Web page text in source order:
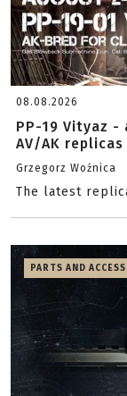
08.08.2026
PP-19 Vityaz
AV/AK
Grzegorz Woźnica
The latest
PARTS AND